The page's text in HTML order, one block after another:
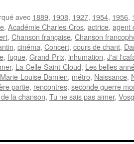
avec 1889, 1908, 1927, 1954, 1956,
, Académie Charles-Cros, actrice, agent
, Chanson française, Chanson
, cinéma, Concert, cours de chant,
, fugue, Grand-Prix, inhumation, J'ai
, La Celle-Saint-Cloud, Les belles
Marie-Louise Damien, métro, Naissance,
partie, rencontres, seconde guerre
la chanson, Tu ne sais pas aimer,